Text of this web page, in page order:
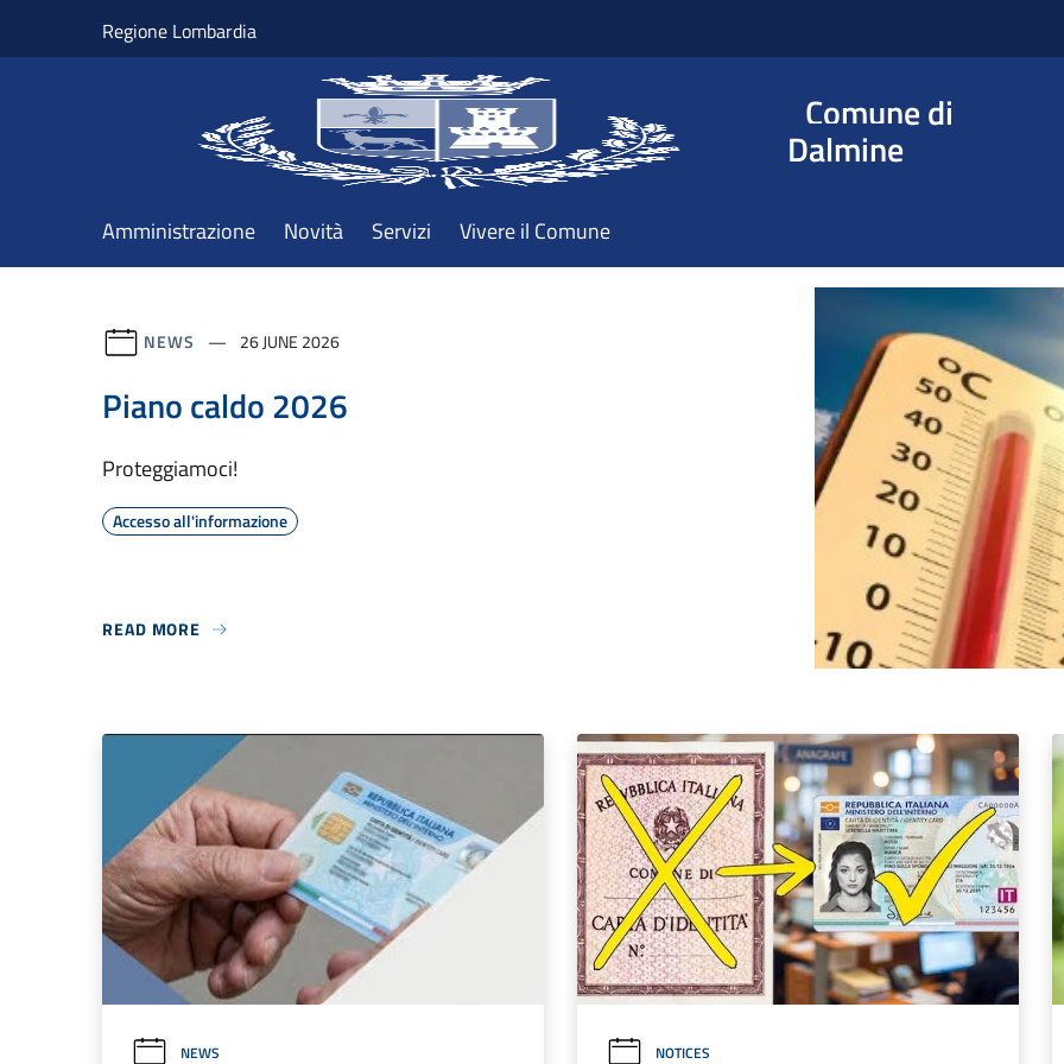
Regione Lombardia
Comune di
Dalmine
Amministrazione Novità Servizi Vivere il Comune
NEWS 26 JUNE 2026
Piano caldo 2026
Proteggiamoci!
Accesso all'informazione
READ MORE
NEWS NOTICES